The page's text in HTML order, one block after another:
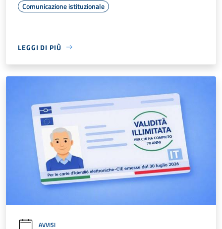
Comunicazione istituzionale
LEGGI DI PIÙ
AVVISI